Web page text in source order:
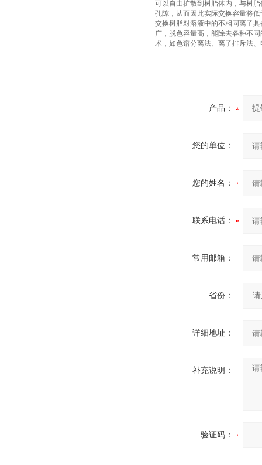
可以自由扩散到树脂体内，与树
孔隙，从而因此实际交换容量将
交换树脂对溶液中的不相同离子
广，脱色容量高，能除去各种不
术，如色谱分离法、离子排斥法
产品：
您的单位：
您的姓名：
联系电话：
常用邮箱：
省份：
详细地址：
补充说明：
验证码：